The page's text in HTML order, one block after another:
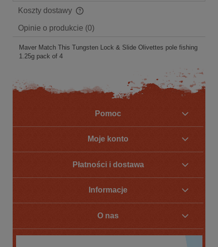
Koszty dostawy
Cena nie zawiera ewentualnych kosztów płatności
Opinie o produkcie (0)
Maver Match This Tungsten Lock & Slide Olivettes pole fishing
1.25g pack of 4
Pomoc
Moje konto
Płatności i dostawa
Informacje
O nas